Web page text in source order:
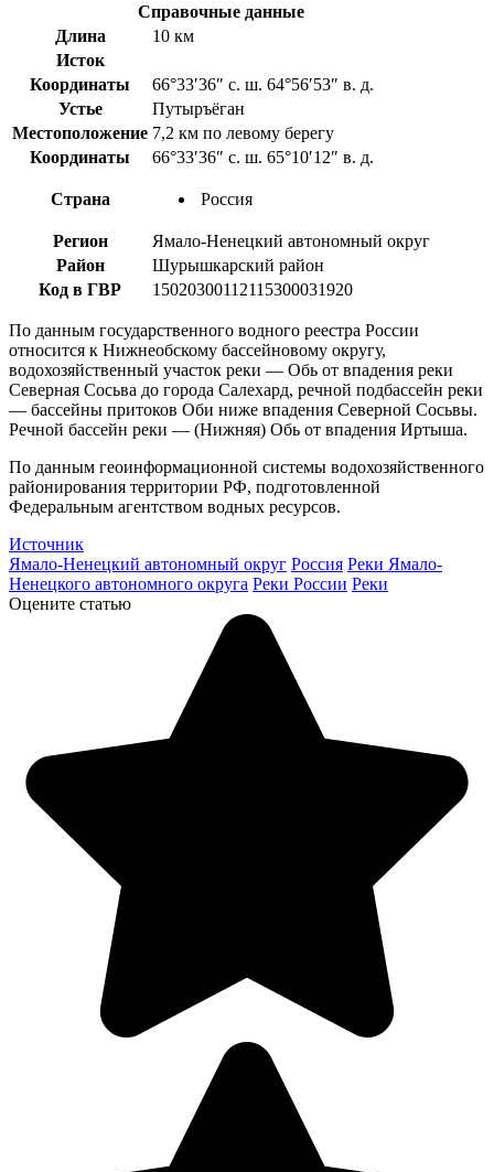
Справочные данные
Длина
10 км
Исток
Координаты
66°33′36″ с. ш. 64°56′53″ в. д.
Устье
Путыръёган
Местоположение 7,2 км по левому берегу
Координаты
66°33′36″ с. ш. 65°10′12″ в. д.
Страна Россия
Регион
Ямало-Ненецкий автономный округ
Район
Шурышкарский район
Код в ГВР
15020300112115300031920
По данным государственного водного реестра России
относится к Нижнеобскому бассейновому округу,
водохозяйственный участок реки — Обь от впадения реки
Северная Сосьва до города Салехард, речной подбассейн реки
— бассейны притоков Оби ниже впадения Северной Сосьвы.
Речной бассейн реки — (Нижняя) Обь от впадения Иртыша.
По данным геоинформационной системы водохозяйственного
районирования территории РФ, подготовленной
Федеральным агентством водных ресурсов.
Источник
Ямало-Ненецкий автономный округ Россия Реки Ямало-
Ненецкого автономного округа Реки России Реки
Оцените статью